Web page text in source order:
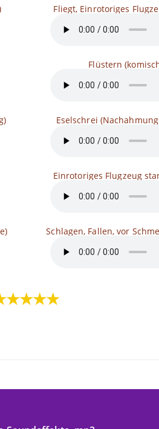
Fliegt, Einrotoriges
Flüstern
Eselschrei
Einrotoriges Flugzeug
Schlagen, Fallen, vor